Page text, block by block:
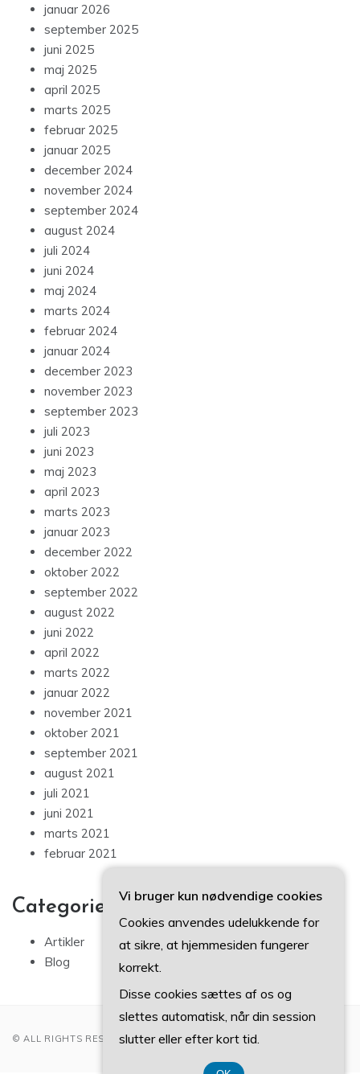
januar 2026
september 2025
juni 2025
maj 2025
april 2025
marts 2025
februar 2025
januar 2025
december 2024
november 2024
september 2024
august 2024
juli 2024
juni 2024
maj 2024
marts 2024
februar 2024
januar 2024
december 2023
november 2023
september 2023
juli 2023
juni 2023
maj 2023
april 2023
marts 2023
januar 2023
december 2022
oktober 2022
september 2022
august 2022
juni 2022
april 2022
marts 2022
januar 2022
november 2021
oktober 2021
september 2021
august 2021
juli 2021
juni 2021
marts 2021
februar 2021
Categories
Artikler
Blog
© ALL RIGHTS RESERVED 2022
Vi bruger kun nødvendige cookies
Cookies anvendes udelukkende for
at sikre, at hjemmesiden fungerer
korrekt.
Disse cookies sættes af os og
slettes automatisk, når din session
slutter eller efter kort tid.